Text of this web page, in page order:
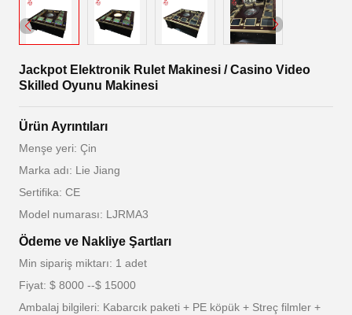
Jackpot Elektronik Rulet Makinesi / Casino Video
Skilled Oyunu Makinesi
Ürün Ayrıntıları
Menşe yeri: Çin
Marka adı: Lie Jiang
Sertifika: CE
Model numarası: LJRMA3
Ödeme ve Nakliye Şartları
Min sipariş miktarı: 1 adet
Fiyat: $ 8000 --$ 15000
Ambalaj bilgileri: Kabarcık paketi + PE köpük + Streç filmler +